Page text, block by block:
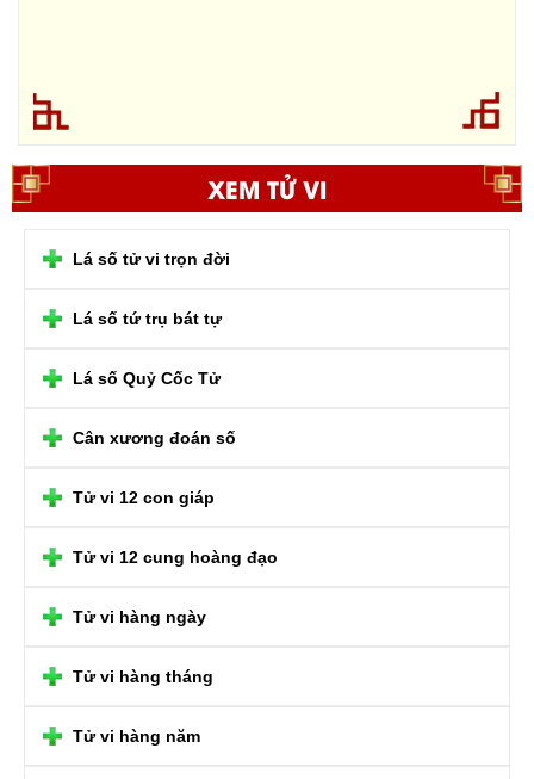
XEM TỬ VI
Lá số tử vi trọn đời
Lá số tứ trụ bát tự
Lá số Quỷ Cốc Tử
Cân xương đoán số
Tử vi 12 con giáp
Tử vi 12 cung hoàng đạo
Tử vi hàng ngày
Tử vi hàng tháng
Tử vi hàng năm